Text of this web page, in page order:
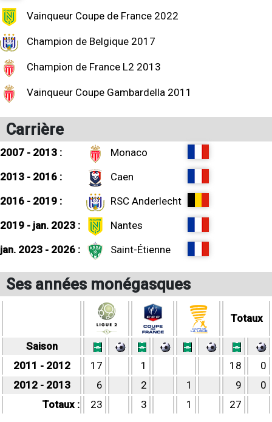
Vainqueur Coupe de France 2022
Champion de Belgique 2017
Champion de France L2 2013
Vainqueur Coupe Gambardella 2011
Carrière
2007 - 2013 :
Monaco
2013 - 2016 :
Caen
2016 - 2019 :
RSC Anderlecht
2019 - jan. 2023 :
Nantes
jan. 2023 - 2026 :
Saint-Étienne
Ses années monégasques
Totaux
Saison
2011 - 2012
17 1 18
0
2012 - 2013
6 2 1 9
0
Totaux :
23 3 1 27